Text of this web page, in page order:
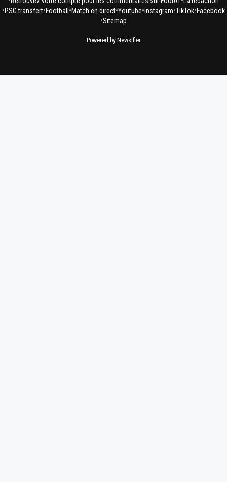
•PSG transfert•Football •Match en direct•Youtube• Instagram•TikTok•Facebook
•Sitemap
Powered by Newsifier